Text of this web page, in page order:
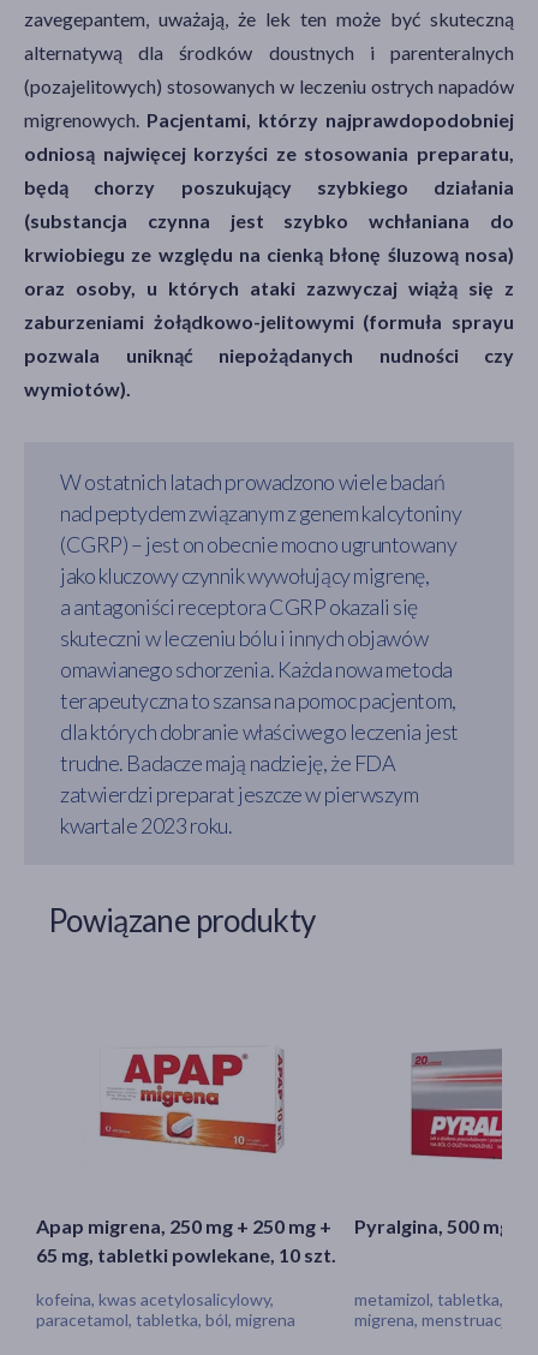
zavegepantem, uważają, że lek ten może być skuteczną
alternatywą dla środków doustnych i parenteralnych
(pozajelitowych) stosowanych w leczeniu ostrych napadów
migrenowych. Pacjentami, którzy najprawdopodobniej
odniosą najwięcej korzyści ze stosowania preparatu,
będą chorzy poszukujący szybkiego działania
(substancja czynna jest szybko wchłaniana do
krwiobiegu ze względu na cienką błonę śluzową nosa)
oraz osoby, u których ataki zazwyczaj wiążą się z
zaburzeniami żołądkowo-jelitowymi (formuła sprayu
pozwala uniknąć niepożądanych nudności czy
wymiotów).
W ostatnich latach prowadzono wiele badań
nad peptydem związanym z genem kalcytoniny
(CGRP) – jest on obecnie mocno ugruntowany
jako kluczowy czynnik wywołujący migrenę,
a antagoniści receptora CGRP okazali się
skuteczni w leczeniu bólu i innych objawów
omawianego schorzenia. Każda nowa metoda
terapeutyczna to szansa na pomoc pacjentom,
dla których dobranie właściwego leczenia jest
trudne. Badacze mają nadzieję, że FDA
zatwierdzi preparat jeszcze w pierwszym
kwartale 2023 roku.
Powiązane produkty
Apap migrena, 250 mg + 250 mg +
65 mg, tabletki powlekane, 10 szt.
kofeina, kwas acetylosalicylowy,
paracetamol, tabletka, ból, migrena
Pyralgina, 500 mg,
metamizol, tabletka, ból,
migrena, menstruacja